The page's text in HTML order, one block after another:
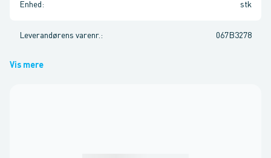
Enhed : stk
Leverandørens varenr. : 067B3278
Vis mere